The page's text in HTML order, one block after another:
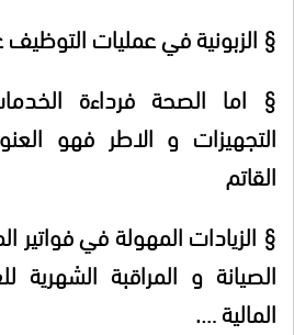
§الزبونية في عمليات
§ اما الصحة فرداءة
التجهيزات و الاطر فهو
القاتم
§ الزيادات المهولة في فواتير
الصيانة و المراقبة الشهرية
المالية ….